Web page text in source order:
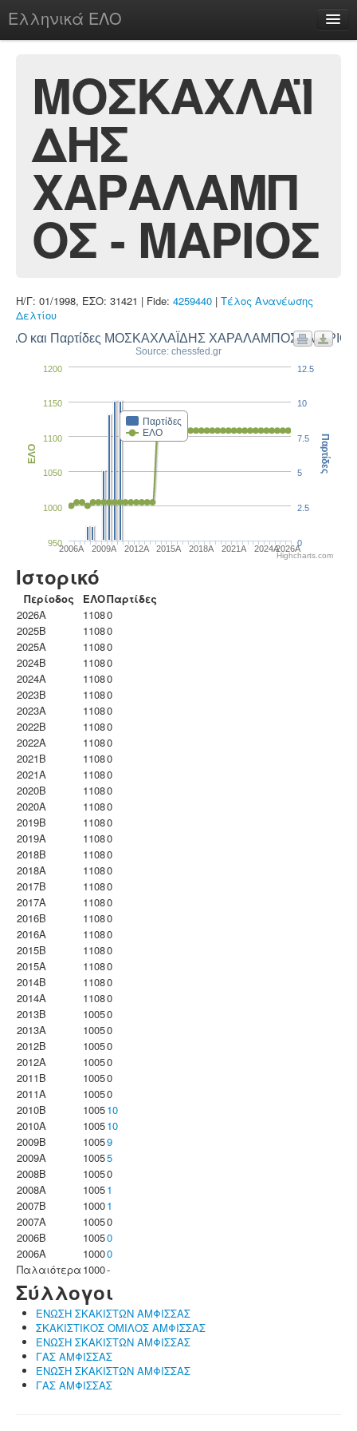
Ελληνικά ΕΛΟ
chesstu.be @ discord
Login
ΜΟΣΚΑΧΛΑΪ
ΔΗΣ
ΧΑΡΑΛΑΜΠ
ΟΣ - ΜΑΡΙΟΣ
Η/Γ: 01/1998, ΕΣΟ: 31421 | Fide: 4259440 | Τέλος Ανανέωσης
Δελτίου
ΕΛΟ και Παρτίδες ΜΟΣΚΑΧΛΑΪΔΗΣ ΧΑΡΑΛΑΜΠΟΣ - ΜΑΡΙΟΣ
Source: chessfed.gr
Παρτίδες
ΕΛΟ
2006A 2009A 2012A 2015A 2018A 2021A 2024A2026A
1000
1050
1100
950
1150
1200
ΕΛΟ
0
2.5
5
7.5
10
12.5
Παρτίδες
Highcharts.com
Ιστορικό
Περίοδος ΕΛΟΠαρτίδες
2026A
11080
2025B
11080
2025A
11080
2024B
11080
2024A
11080
2023B
11080
2023Α
11080
2022B
11080
2022A
11080
2021B
11080
2021A
11080
2020B
11080
2020A
11080
2019B
11080
2019A
11080
2018B
11080
2018A
11080
2017B
11080
2017A
11080
2016B
11080
2016A
11080
2015B
11080
2015A
11080
2014B
11080
2014A
11080
2013B
10050
2013A
10050
2012B
10050
2012A
10050
2011B
10050
2011A
10050
2010B
100510
2010A
100510
2009B
10059
2009A
10055
2008B
10050
2008A
10051
2007B
10001
2007A
10050
2006B
10050
2006A
10000
Παλαιότερα 1000-
Σύλλογοι
ΕΝΩΣΗ ΣΚΑΚΙΣΤΩΝ ΑΜΦΙΣΣΑΣ
ΣΚΑΚΙΣΤΙΚΟΣ ΟΜΙΛΟΣ ΑΜΦΙΣΣΑΣ
ΕΝΩΣΗ ΣΚΑΚΙΣΤΩΝ ΑΜΦΙΣΣΑΣ
ΓΑΣ ΑΜΦΙΣΣΑΣ
ΕΝΩΣΗ ΣΚΑΚΙΣΤΩΝ ΑΜΦΙΣΣΑΣ
ΓΑΣ ΑΜΦΙΣΣΑΣ